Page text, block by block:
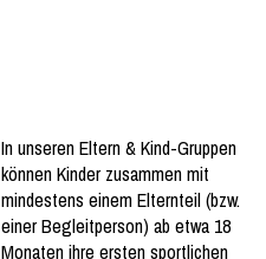
In unseren Eltern & Kind-Gruppen
können Kinder zusammen mit
mindestens einem Elternteil (bzw.
einer Begleitperson) ab etwa 18
Monaten ihre ersten sportlichen